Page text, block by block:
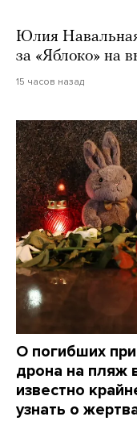
Юлия Навальная
за «Яблоко» на
15 часов назад
О погибших
дрона на пляж
известно
узнать о